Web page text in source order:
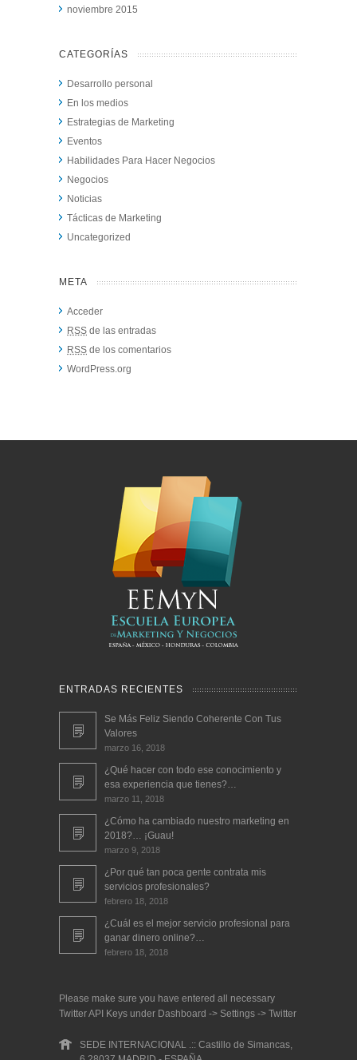
noviembre 2015
CATEGORÍAS
Desarrollo personal
En los medios
Estrategias de Marketing
Eventos
Habilidades Para Hacer Negocios
Negocios
Noticias
Tácticas de Marketing
Uncategorized
META
Acceder
RSS de las entradas
RSS de los comentarios
WordPress.org
ENTRADAS RECIENTES
Se Más Feliz Siendo Coherente Con Tus
Valores
marzo 16, 2018
¿Qué hacer con todo ese conocimiento y
esa experiencia que tienes?…
marzo 11, 2018
¿Cómo ha cambiado nuestro marketing en
2018?… ¡Guau!
marzo 9, 2018
¿Por qué tan poca gente contrata mis
servicios profesionales?
febrero 18, 2018
¿Cuál es el mejor servicio profesional para
ganar dinero online?…
febrero 18, 2018
Please make sure you have entered all necessary
Twitter API Keys under Dashboard -> Settings -> Twitter
SEDE INTERNACIONAL .:: Castillo de Simancas,